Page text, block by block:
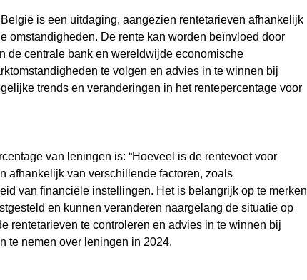
is een uitdaging, aangezien rentetarieven afhankelijk
omstandigheden. De rente kan worden beïnvloed door
de centrale bank en wereldwijde economische
te volgen en advies in te winnen bij
trends en veranderingen in het rentepercentage voor
van leningen is: “Hoeveel is de rentevoet voor
afhankelijk van verschillende factoren, zoals
van financiële instellingen. Het is belangrijk op te merken
en kunnen veranderen naargelang de situatie op
rentetarieven te controleren en advies in te winnen bij
te nemen over leningen in 2024.